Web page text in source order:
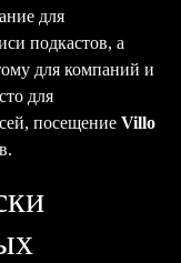
для
подкастов, а
для компаний и
для
посещение Villo